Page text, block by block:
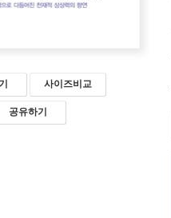
사이즈비교
공유하기